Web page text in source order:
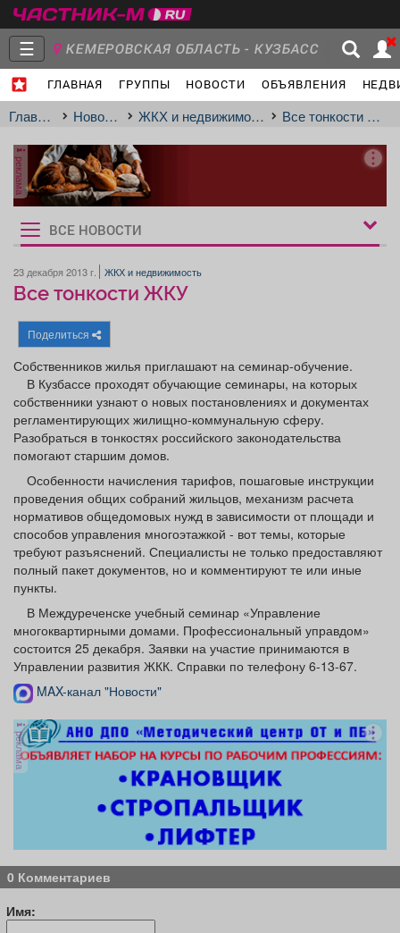
☰ КЕМЕРОВСКАЯ ОБЛАСТЬ - КУЗБАСС
ГЛАВНАЯ ГРУППЫ НОВОСТИ ОБЪЯВЛЕНИЯ
Главная
Группы Новости
Объявления Недвижимость Услуги
Афиша Обучение Проекты
Товары Поздравления Погода
ТВ программа Я - пенсионер
Главная Новости ЖКХ и недвижимость Все тонкости ЖКУ
реклама
Рукбрики
новостей
ВСЕ НОВОСТИ
23 декабря 2013 г. ЖКХ и недвижимость
Все тонкости ЖКУ
Поделиться
Собственников жилья приглашают на семинар-обучение.
В Кузбассе проходят обучающие семинары, на которых
собственники узнают о новых постановлениях и документах
регламентирующих жилищно-коммунальную сферу.
Разобраться в тонкостях российского законодательства
помогают старшим домов.
Особенности начисления тарифов, пошаговые инструкции
проведения общих собраний жильцов, механизм расчета
нормативов общедомовых нужд в зависимости от площади и
способов управления многоэтажкой - вот темы, которые
требуют разъяснений. Специалисты не только предоставляют
полный пакет документов, но и комментируют те или иные
пункты.
В Междуреченске учебный семинар «Управление
многоквартирными домами. Профессиональный управдом»
состоится 25 декабря. Заявки на участие принимаются в
Управлении развития ЖКК. Справки по телефону 6-13-67.
MAX-канал "Новости"
реклама
0 Комментариев
Имя: